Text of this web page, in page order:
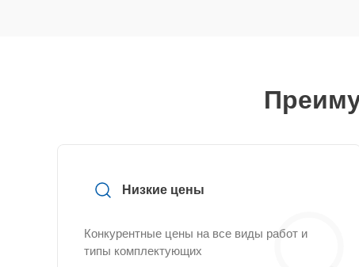
Низкие цены
Конкурентные цены на все виды работ и
типы комплектующих